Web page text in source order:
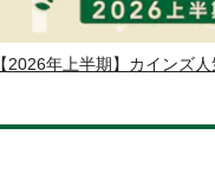
【2026年上半期】カインズ